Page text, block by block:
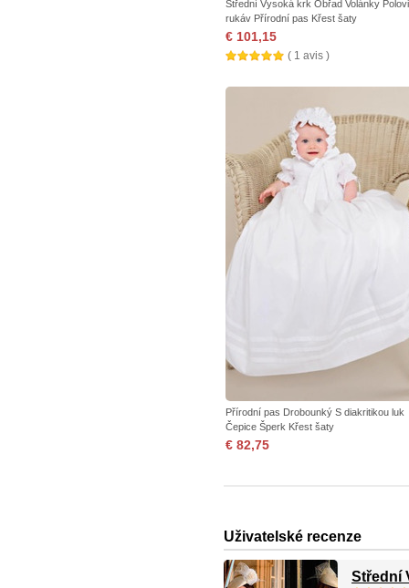
Střední Vysoká krk Obřad Volánky
rukáv Přírodní pas Křest šaty
€ 101,15
( 1 avis )
Přírodní pas Drobounký S diakritikou luk
Čepice Šperk Křest šaty
€ 82,75
Uživatelské recenze
Střední